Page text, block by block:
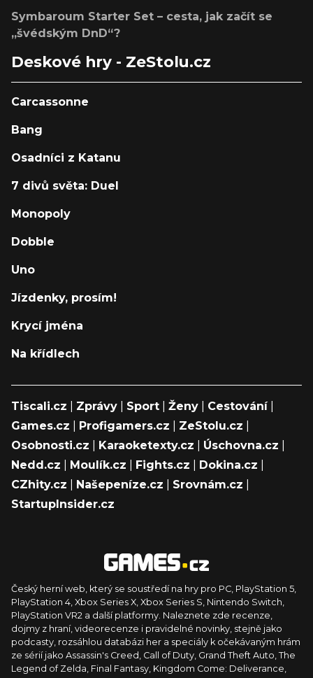
Symbaroum Starter Set – cesta, jak začít se
„švédským DnD“?
Deskové hry - ZeStolu.cz
Carcassonne
Bang
Osadníci z Katanu
7 divů světa: Duel
Monopoly
Dobble
Uno
Jízdenky, prosím!
Krycí jména
Na křídlech
Tiscali.cz Zprávy Sport Ženy Cestování|
Games.cz
Profigamers.cz ZeStolu.cz
Osobnosti.cz
Karaoketexty.cz Úschovna.cz
Nedd.cz
Moulík.cz Fights.cz Dokina.cz
CZhity.cz
Našepeníze.cz Srovnám.cz
StartupInsider.cz
Český herní web, který se soustředí na hry pro PC, PlayStation 5,
PlayStation 4, Xbox Series X, Xbox Series S, Nintendo Switch,
PlayStation VR2 a další platformy. Naleznete zde recenze,
dojmy z hraní, videorecenze i pravidelné novinky, stejně jako
podcasty, rozsáhlou databázi her a speciály k očekávaným hrám
ze sérií jako Assassin's Creed, Call of Duty, Grand Theft Auto, The
Legend of Zelda, Final Fantasy, Kingdom Come: Deliverance,